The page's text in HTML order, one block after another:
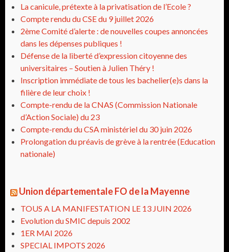
La canicule, prétexte à la privatisation de l’Ecole ?
Compte rendu du CSE du 9 juillet 2026
2ème Comité d’alerte : de nouvelles coupes annoncées
dans les dépenses publiques !
Défense de la liberté d’expression citoyenne des
universitaires – Soutien à Julien Théry !
Inscription immédiate de tous les bachelier(e)s dans la
filière de leur choix !
Compte-rendu de la CNAS (Commission Nationale
d’Action Sociale) du 23
Compte-rendu du CSA ministériel du 30 juin 2026
Prolongation du préavis de grève à la rentrée (Education
nationale)
Union départementale FO de la Mayenne
TOUS A LA MANIFESTATION LE 13 JUIN 2026
Evolution du SMIC depuis 2002
1ER MAI 2026
SPECIAL IMPOTS 2026